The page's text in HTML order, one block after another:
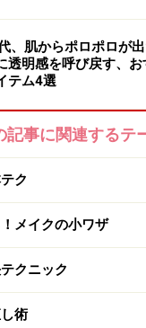
ラも、上下ともに
う。
を出す
ベージュ系のアイ
外側のフチの部分（
ンを入れるような感
目尻のアイホールと
、肌からポロポロが
透明感を呼び戻す、お
テム4選
記事に関連するテ
ク
メイクの小ワザ
クニック
術